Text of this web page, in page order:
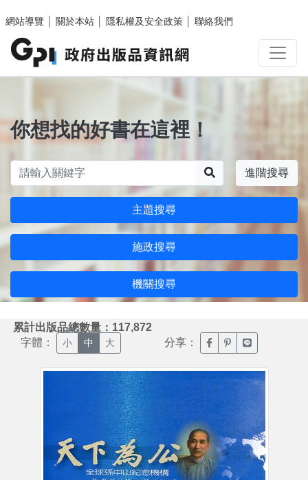
網站導覽
關於本站 隱私權及安全政策 聯絡我們
你想找的好書在這裡！
進階搜尋
主題搜尋
施政搜尋
機關搜尋
累計出版品總數量：117,872
字體： 小 中 大 分享： 臉書分享(另開新視窗)
噗浪分享(另開新
Line分享(另